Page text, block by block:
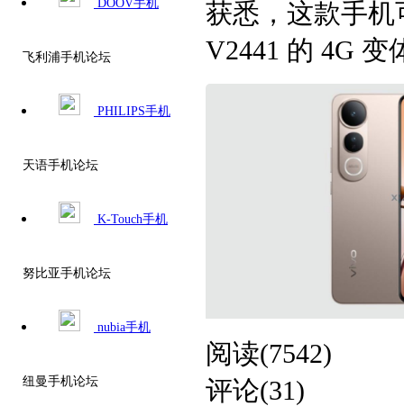
DOOV手机
飞利浦手机论坛
PHILIPS手机
天语手机论坛
K-Touch手机
努比亚手机论坛
nubia手机
纽曼手机论坛
获悉，这款手机
V2441 的 4G 变
阅读(7542)
评论(31)